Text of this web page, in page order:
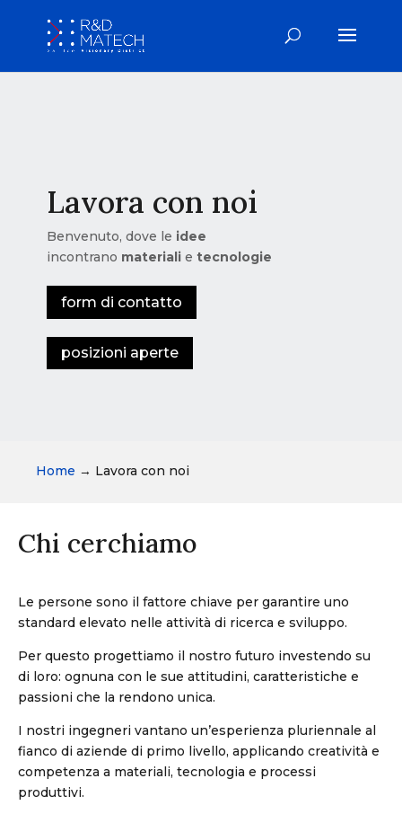
Lavora con noi
Benvenuto, dove le idee
incontrano materialie tecnologie
form di contatto
posizioni aperte
Home → Lavora con noi
Chi cerchiamo
Le persone sono il fattore chiave per garantire uno
standard elevato nelle attività di ricerca e sviluppo.
Per questo progettiamo il nostro futuro investendo su
di loro: ognuna con le sue attitudini, caratteristiche e
passioni che la rendono unica.
I nostri ingegneri vantano un’esperienza pluriennale al
fianco di aziende di primo livello, applicando creatività e
competenza a materiali, tecnologia e processi
produttivi.